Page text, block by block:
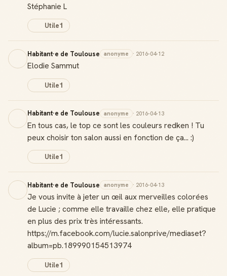
Stéphanie L
Utile1
Habitant·e de Toulouse anonyme · 2016-04-12
Elodie Sammut
Utile1
Habitant·e de Toulouse anonyme · 2016-04-13
En tous cas, le top ce sont les couleurs redken ! Tu
peux choisir ton salon aussi en fonction de ça... :)
Utile1
Habitant·e de Toulouse anonyme · 2016-04-13
Je vous invite à jeter un œil aux merveilles colorées
de Lucie ; comme elle travaille chez elle, elle pratique
en plus des prix très intéressants.
https://m.facebook.com/lucie.salonprive/mediaset?
album=pb.189990154513974
Utile1